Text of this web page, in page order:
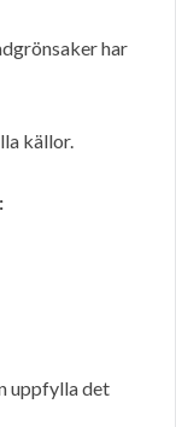
har
källor.
uppfylla det